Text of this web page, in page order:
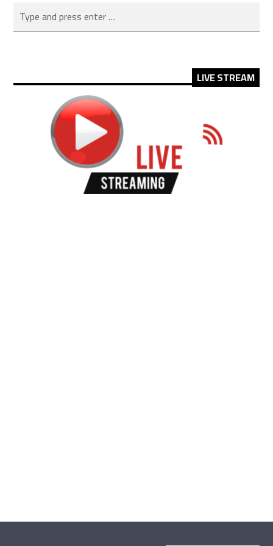
LIVE STREAM